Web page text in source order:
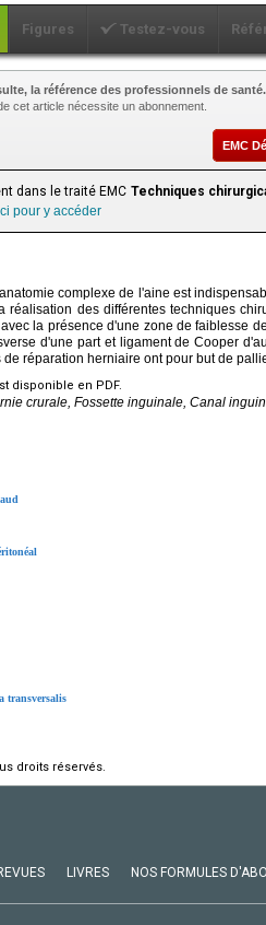
Figures Testez-vous
la référence des professionnels de santé.
cet article nécessite un abonnement.
EMC
dans le traité EMC Techniques
pour y accéder
complexe de l'aine est
réalisation des différentes techniques
la présence d'une zone de faiblesse
d'une part et ligament de Cooper
réparation herniaire ont pour but de
disponible en PDF.
crurale, Fossette inguinale, Canal
transversalis
droits réservés.
LIVRES NOS FORMULES